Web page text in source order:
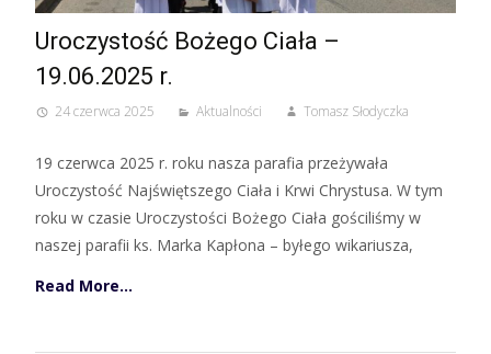
Uroczystość Bożego Ciała –
19.06.2025 r.
24 czerwca 2025 Aktualności Tomasz Słodyczka
19 czerwca 2025 r. roku nasza parafia przeżywała
Uroczystość Najświętszego Ciała i Krwi Chrystusa. W tym
roku w czasie Uroczystości Bożego Ciała gościliśmy w
naszej parafii ks. Marka Kapłona – byłego wikariusza,
Read More…